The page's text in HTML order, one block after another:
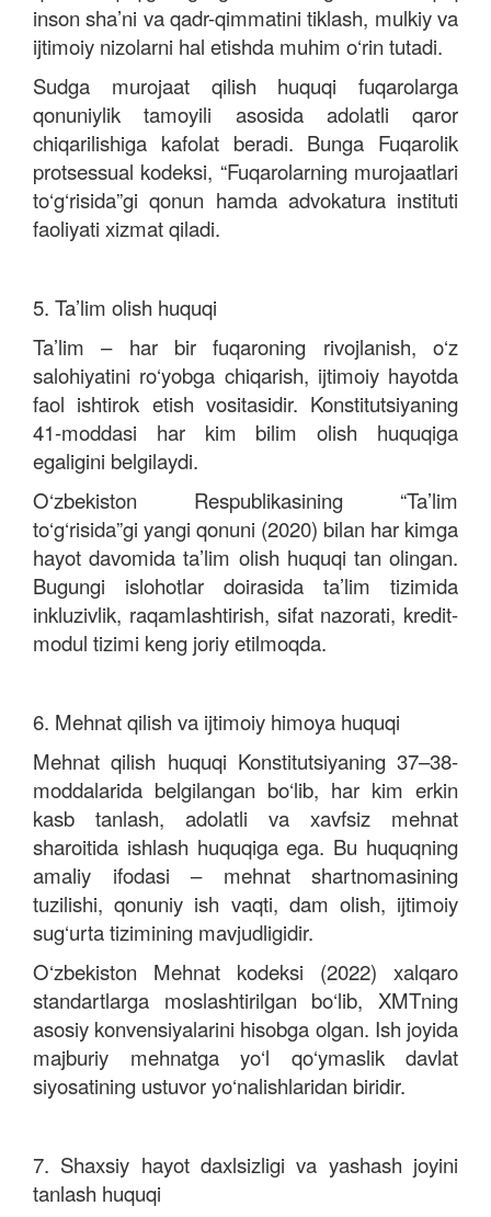
inson sha’ni va qadr-qimmatini tiklash, mulkiy va
ijtimoiy nizolarni hal etishda muhim o‘rin tutadi.
Sudga murojaat qilish huquqi fuqarolarga
qonuniylik tamoyili asosida adolatli qaror
chiqarilishiga kafolat beradi. Bunga Fuqarolik
protsessual kodeksi, “Fuqarolarning murojaatlari
to‘g‘risida”gi qonun hamda advokatura instituti
faoliyati xizmat qiladi.
5. Ta’lim olish huquqi
Ta’lim – har bir fuqaroning rivojlanish, o‘z
salohiyatini ro‘yobga chiqarish, ijtimoiy hayotda
faol ishtirok etish vositasidir. Konstitutsiyaning
41-moddasi har kim bilim olish huquqiga
egaligini belgilaydi.
O‘zbekiston Respublikasining “Ta’lim
to‘g‘risida”gi yangi qonuni (2020) bilan har kimga
hayot davomida ta’lim olish huquqi tan olingan.
Bugungi islohotlar doirasida ta’lim tizimida
inkluzivlik, raqamlashtirish, sifat nazorati, kredit-
modul tizimi keng joriy etilmoqda.
6. Mehnat qilish va ijtimoiy himoya huquqi
Mehnat qilish huquqi Konstitutsiyaning 37–38-
moddalarida belgilangan bo‘lib, har kim erkin
kasb tanlash, adolatli va xavfsiz mehnat
sharoitida ishlash huquqiga ega. Bu huquqning
amaliy ifodasi – mehnat shartnomasining
tuzilishi, qonuniy ish vaqti, dam olish, ijtimoiy
sug‘urta tizimining mavjudligidir.
O‘zbekiston Mehnat kodeksi (2022) xalqaro
standartlarga moslashtirilgan bo‘lib, XMTning
asosiy konvensiyalarini hisobga olgan. Ish joyida
majburiy mehnatga yo‘l qo‘ymaslik davlat
siyosatining ustuvor yo‘nalishlaridan biridir.
7. Shaxsiy hayot daxlsizligi va yashash joyini
tanlash huquqi